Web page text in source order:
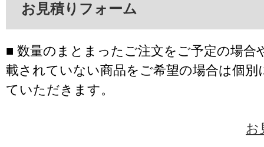
お見積りフォーム
■ 数量のまとまったご注文をご予定の場合
載されていない商品をご希望の場合は個別
ていただきます。
お